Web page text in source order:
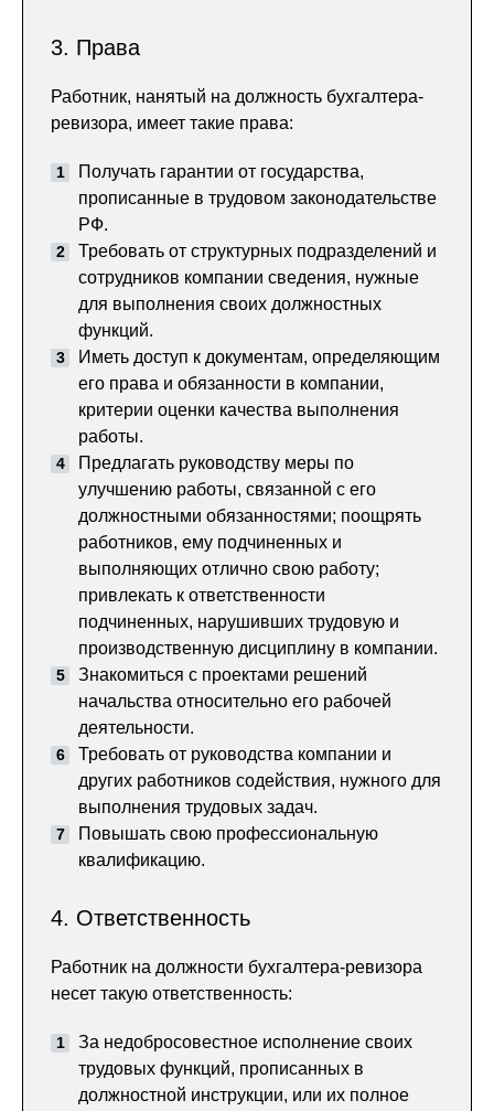
3. Права
Работник, нанятый на должность бухгалтера-
ревизора, имеет такие права:
Получать гарантии от государства,
прописанные в трудовом законодательстве
РФ.
Требовать от структурных подразделений и
сотрудников компании сведения, нужные
для выполнения своих должностных
функций.
Иметь доступ к документам, определяющим
его права и обязанности в компании,
критерии оценки качества выполнения
работы.
Предлагать руководству меры по
улучшению работы, связанной с его
должностными обязанностями; поощрять
работников, ему подчиненных и
выполняющих отлично свою работу;
привлекать к ответственности
подчиненных, нарушивших трудовую и
производственную дисциплину в компании.
Знакомиться с проектами решений
начальства относительно его рабочей
деятельности.
Требовать от руководства компании и
других работников содействия, нужного для
выполнения трудовых задач.
Повышать свою профессиональную
квалификацию.
4. Ответственность
Работник на должности бухгалтера-ревизора
несет такую ответственность:
За недобросовестное исполнение своих
трудовых функций, прописанных в
должностной инструкции, или их полное